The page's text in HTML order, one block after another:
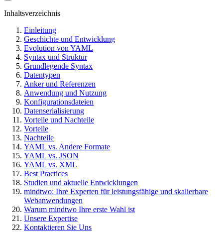
Inhaltsverzeichnis
Einleitung
Geschichte und Entwicklung
Evolution von YAML
Syntax und Struktur
Grundlegende Syntax
Datentypen
Anker und Referenzen
Anwendung und Nutzung
Konfigurationsdateien
Datenserialisierung
Vorteile und Nachteile
Vorteile
Nachteile
YAML vs. Andere Formate
YAML vs. JSON
YAML vs. XML
Best Practices
Studien und aktuelle Entwicklungen
mindtwo: Ihre Experten für leistungsfähige und skalierbare
Webanwendungen
Warum mindtwo Ihre erste Wahl ist
Unsere Expertise
Kontaktieren Sie Uns